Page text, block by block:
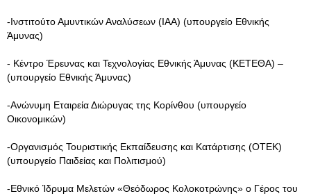
-Ινστιτούτο Αμυντικών Αναλύσεων (ΙΑΑ) (υπουργείο Εθνικής
Άμυνας)
- Κέντρο Έρευνας και Τεχνολογίας Εθνικής Άμυνας (ΚΕΤΕΘΑ) –
(υπουργείο Εθνικής Άμυνας)
-Ανώνυμη Εταιρεία Διώρυγας της Κορίνθου (υπουργείο
Οικονομικών)
-Οργανισμός Τουριστικής Εκπαίδευσης και Κατάρτισης (ΟΤΕΚ)
(υπουργείο Παιδείας και Πολιτισμού)
-Εθνικό Ίδρυμα Μελετών «Θεόδωρος Κολοκοτρώνης» ο Γέρος του